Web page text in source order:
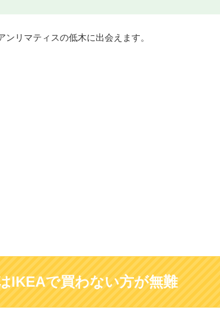
リマティスの低木に出会えます。
IKEAで買わない方が無難